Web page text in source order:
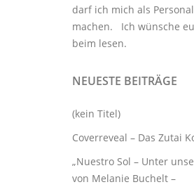
darf ich mich als
machen. Ich wünsche
beim lesen.
NEUESTE BEITRÄGE
(kein Titel)
Coverreveal – Das Zutai
„Nuestro Sol – Unter
von Melanie Buchelt –